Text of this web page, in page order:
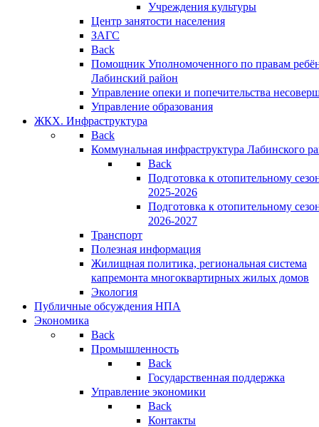
Учреждения культуры
Центр занятости населения
ЗАГС
Back
Помощник Уполномоченного по правам
Лабинский район
Управление опеки и попечительства
Управление образования
ЖКХ. Инфраструктура
Back
Коммунальная инфраструктура Лабинского
Back
Подготовка к отопительному
2025-2026
Подготовка к отопительному
2026-2027
Транспорт
Полезная информация
Жилищная политика, региональная система
капремонта многоквартирных жилых домов
Экология
Публичные обсуждения НПА
Экономика
Back
Промышленность
Back
Государственная поддержка
Управление экономики
Back
Контакты